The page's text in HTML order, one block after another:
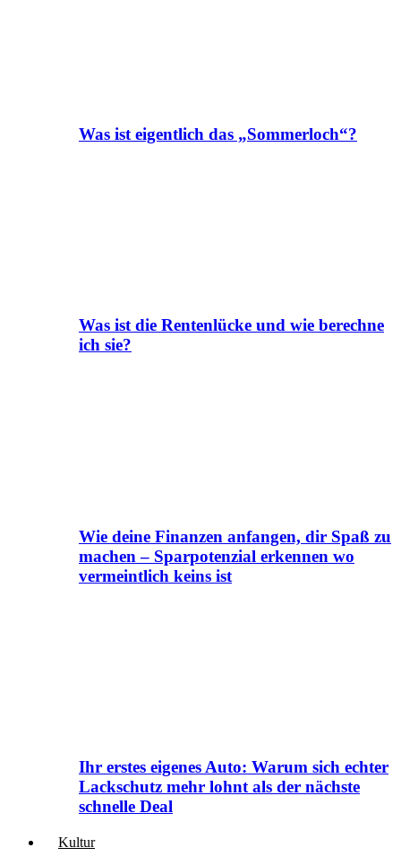
Was ist eigentlich das „Sommerloch“?
Was ist die Rentenlücke und wie berechne
ich sie?
Wie deine Finanzen anfangen, dir Spaß zu
machen – Sparpotenzial erkennen wo
vermeintlich keins ist
Ihr erstes eigenes Auto: Warum sich echter
Lackschutz mehr lohnt als der nächste
schnelle Deal
Kultur